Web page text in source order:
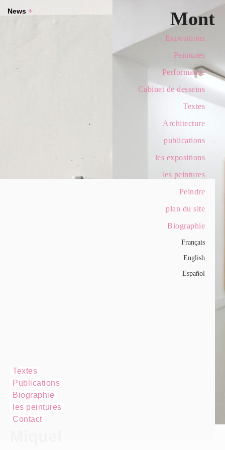
Mont
Expositions
Peintures
Performance
Cabinet de desseins
Textes
Architecture
publications
les expositions
les peintures
Peindre
plan du site
Biographie
Français
English
Español
Textes
Publications
Biographie
les peintures
Contact
News +